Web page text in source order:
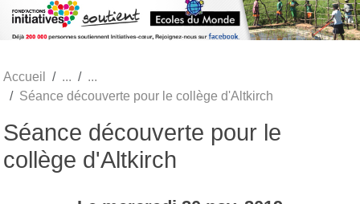
Accueil
Séance découverte pour le collège d'Altkirch
Séance découverte pour le
collège d'Altkirch